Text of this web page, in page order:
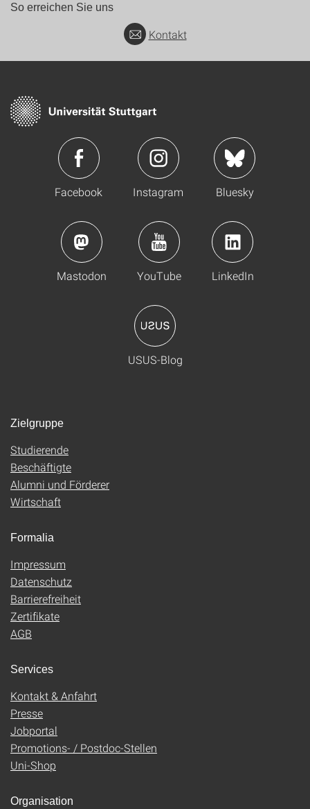
So erreichen Sie uns
Kontakt
Facebook Instagram Bluesky
Mastodon YouTube LinkedIn
USUS-Blog
Zielgruppe
Studierende
Beschäftigte
Alumni und Förderer
Wirtschaft
Formalia
Impressum
Datenschutz
Barrierefreiheit
Zertifikate
AGB
Services
Kontakt & Anfahrt
Presse
Jobportal
Promotions- / Postdoc-Stellen
Uni-Shop
Organisation